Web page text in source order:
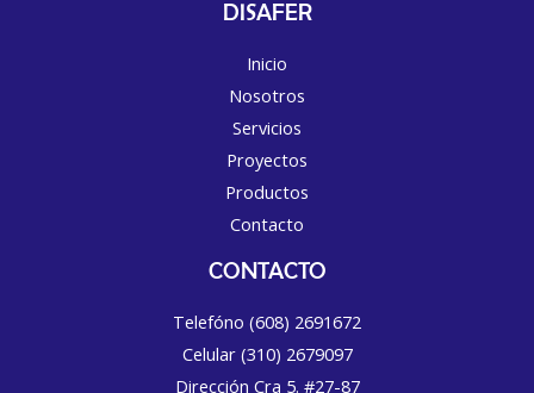
DISAFER
Inicio
Nosotros
Servicios
Proyectos
Productos
Contacto
CONTACTO
Telefóno (608) 2691672
Celular (310) 2679097
Dirección Cra 5. #27-87